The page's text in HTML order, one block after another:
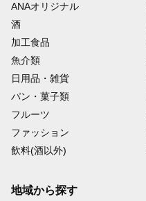
ANAオリジナル
酒
加工食品
魚介類
日用品・雑貨
パン・菓子類
フルーツ
ファッション
飲料(酒以外)
地域から探す